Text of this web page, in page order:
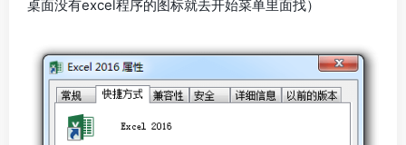
桌面没有excel程序的图标就去开始菜单里面找）